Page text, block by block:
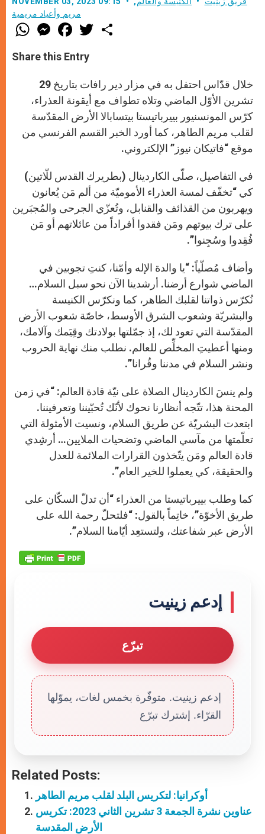
مريم وأعياد مريمية
W
h
t
s
M
e
s
e
g
e
r
F
a
e
b
k
w
r
Share this Entry
خلال قدّاس احتفل به في مزار دير رافات بتاريخ 29
تشرين الأوّل الماضي وتلاه تطواف مع أيقونة العذراء،
كرّس المونسنيور بييرباتيستا بيتسابالا الأرض المقدّسة
لقلب مريم الطاهر، كما أورد الخبر القسم الفرنسي من
موقع “فاتيكان نيوز” الإلكتروني.
في التفاصيل، صلّى الكاردينال (بطريرك القدس للّاتين)
كي “تخفّف لمسة العذراء الأموميّة من ألم مَن يُعانون
ويهربون من القذائف والقنابل، وتُعزّي الجرحى والمُجبَرين
على ترك بيوتهم ومَن فقدوا أفراداً من عائلاتهم أو مَن
فُقِدوا وسُجِنوا”.
وأضاف مُصلّياً: “يا والدة الإله وأمّنا، كنتِ تجوبين في
الماضي شوارع أرضنا. أرشدينا الآن نحو سبل السلام…
نُكرّس ذواتنا لقلبك الطاهر، كما ونكرّس الكنيسة
والبشريّة وشعوب الشرق الأوسط، خاصّة شعوب الأرض
المقدّسة التي تعود لك، إذ جمّلتها بولادتك وقِيَمك وآلامك،
ومنها أعطيتِ المخلِّص للعالم. نطلب منك نهاية الحروب
ونشر السلام في مدننا وقُرانا”.
ولم ينسَ الكاردينال الصلاة على نيّة قادة العالم: “في زمن
المحنة هذا، تتّجه أنظارنا نحوك لأنّك تُحبّيننا وتعرفيننا.
ابتعدت البشريّة عن طريق السلام، ونسيت الأمثولة التي
تعلّمتها من مآسي الماضي وتضحيات الملايين… أرشِدي
قادة العالم ومَن يتّخذون القرارات الملائمة للعدل
والحقيقة، كي يعملوا للخير العام”.
كما وطلب بييرباتيستا من العذراء “أن تدلّ السكّان على
طريق الأخوّة”، خاتِماً بالقول: “فلتحلّ رحمة الله على
الأرض عبر شفاعتك، ولتستعِد أيّامنا السلام”.
إدعم زينيت
تبرّع
إدعم زينيت. متوفّرة بخمس لغات، يموّلها
القرّاء. إشترك تبرّع
Related Posts:
أوكرانيا: لتكريس البلد لقلب مريم الطاهر
عناوين نشرة الجمعة 3 تشرين الثاني 2023: تكريس
الأرض المقدسة